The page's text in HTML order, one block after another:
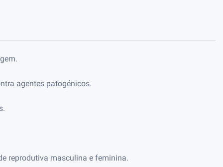
agentes patogénicos.
reprodutiva masculina e feminina.